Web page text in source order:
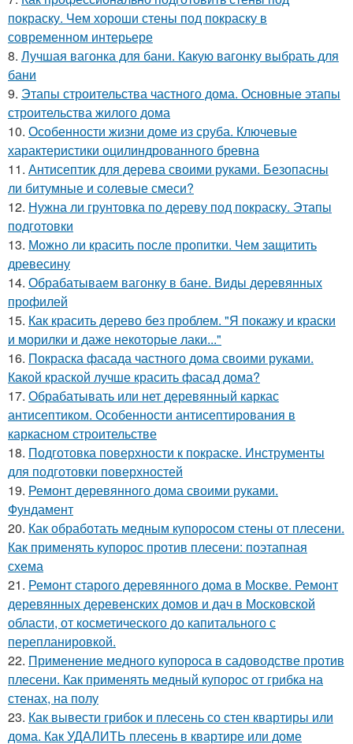
покраску. Чем хороши стены под покраску в
современном интерьере
8. Лучшая вагонка для бани. Какую вагонку выбрать для
бани
9. Этапы строительства частного дома. Основные этапы
строительства жилого дома
10. Особенности жизни доме из сруба. Ключевые
характеристики оцилиндрованного бревна
11. Антисептик для дерева своими руками. Безопасны
ли битумные и солевые смеси?
12. Нужна ли грунтовка по дереву под покраску. Этапы
подготовки
13. Можно ли красить после пропитки. Чем защитить
древесину
14. Обрабатываем вагонку в бане. Виды деревянных
профилей
15. Как красить дерево без проблем. "Я покажу и краски
и морилки и даже некоторые лаки..."
16. Покраска фасада частного дома своими руками.
Какой краской лучше красить фасад дома?
17. Обрабатывать или нет деревянный каркас
антисептиком. Особенности антисептирования в
каркасном строительстве
18. Подготовка поверхности к покраске. Инструменты
для подготовки поверхностей
19. Ремонт деревянного дома своими руками.
Фундамент
20. Как обработать медным купоросом стены от плесени.
Как применять купорос против плесени: поэтапная
схема
21. Ремонт старого деревянного дома в Москве. Ремонт
деревянных деревенских домов и дач в Московской
области, от косметического до капитального с
перепланировкой.
22. Применение медного купороса в садоводстве против
плесени. Как применять медный купорос от грибка на
стенах, на полу
23. Как вывести грибок и плесень со стен квартиры или
дома. Как УДАЛИТЬ плесень в квартире или доме